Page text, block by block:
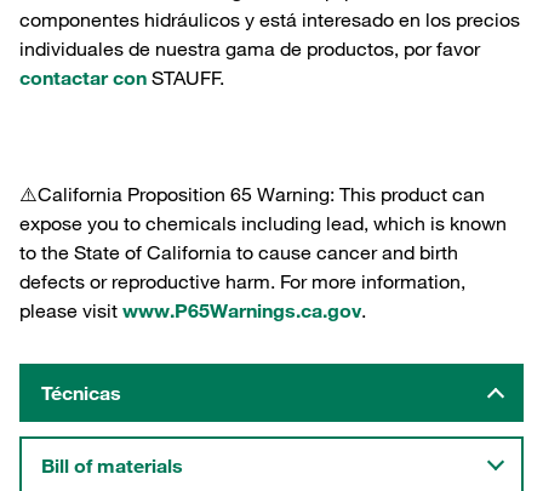
componentes hidráulicos y está interesado en los precios
individuales de nuestra gama de productos, por favor
contactar con STAUFF.
⚠️California Proposition 65 Warning: This product can
expose you to chemicals including lead, which is known
to the State of California to cause cancer and birth
defects or reproductive harm. For more information,
please visit www.P65Warnings.ca.gov.
Técnicas
Bill of materials